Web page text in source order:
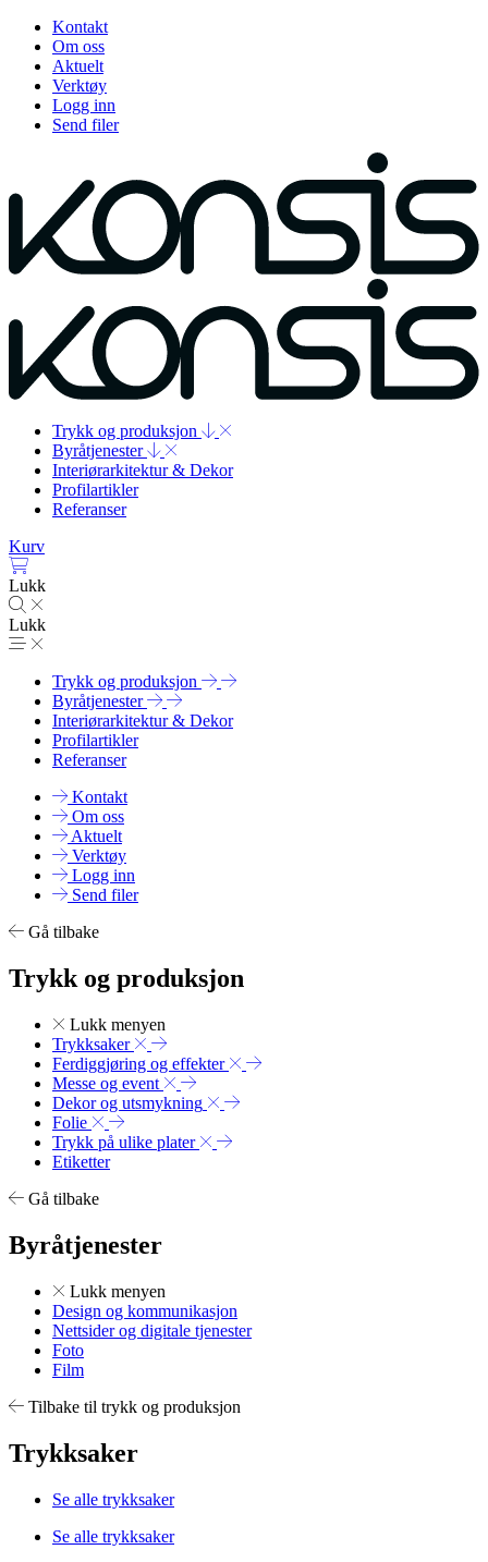
Kontakt
Om oss
Aktuelt
Verktøy
Logg inn
Send filer
Trykk og produksjon
Byråtjenester
Interiørarkitektur & Dekor
Profilartikler
Referanser
Kurv
Lukk
Lukk
Trykk og produksjon
Byråtjenester
Interiørarkitektur & Dekor
Profilartikler
Referanser
Kontakt
Om oss
Aktuelt
Verktøy
Logg inn
Send filer
Gå tilbake
Trykk og produksjon
Lukk menyen
Trykksaker
Ferdiggjøring og effekter
Messe og event
Dekor og utsmykning
Folie
Trykk på ulike plater
Etiketter
Gå tilbake
Byråtjenester
Lukk menyen
Design og kommunikasjon
Nettsider og digitale tjenester
Foto
Film
Tilbake til trykk og produksjon
Trykksaker
Se alle trykksaker
Se alle trykksaker